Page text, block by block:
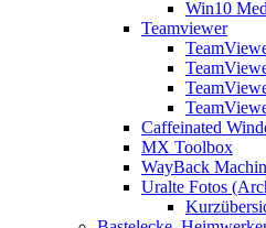
Win10
Teamviewer
Caffeinated
MX Toolbox
WayBack
Uralte Fotos